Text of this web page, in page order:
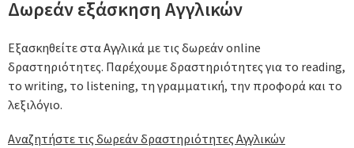
Δωρεάν εξάσκηση Αγγλικών
Εξασκηθείτε στα Αγγλικά με τις δωρεάν online
δραστηριότητες. Παρέχουμε δραστηριότητες για το reading,
το writing, το listening, τη γραμματική, την προφορά και το
λεξιλόγιο.
Αναζητήστε τις δωρεάν δραστηριότητες Αγγλικών